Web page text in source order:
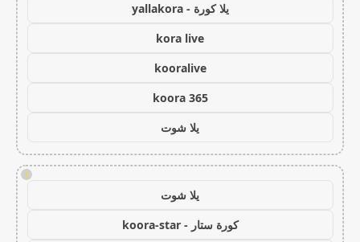
يلا كورة - yallakora
kora live
kooralive
koora 365
يلا شوت
!
يلا شوت
كورة ستار - koora-star